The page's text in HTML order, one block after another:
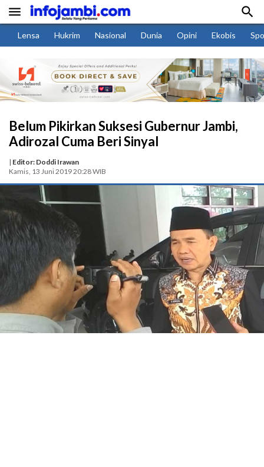
 
Lensa Hukrim Nasional Dunia Opini Ekobis
Belum Pikirkan Suksesi Gubernur Jambi,
Adirozal Cuma Beri Sinyal
| Editor: Doddi Irawan
Kamis, 13 Juni 2019 20:28 WIB